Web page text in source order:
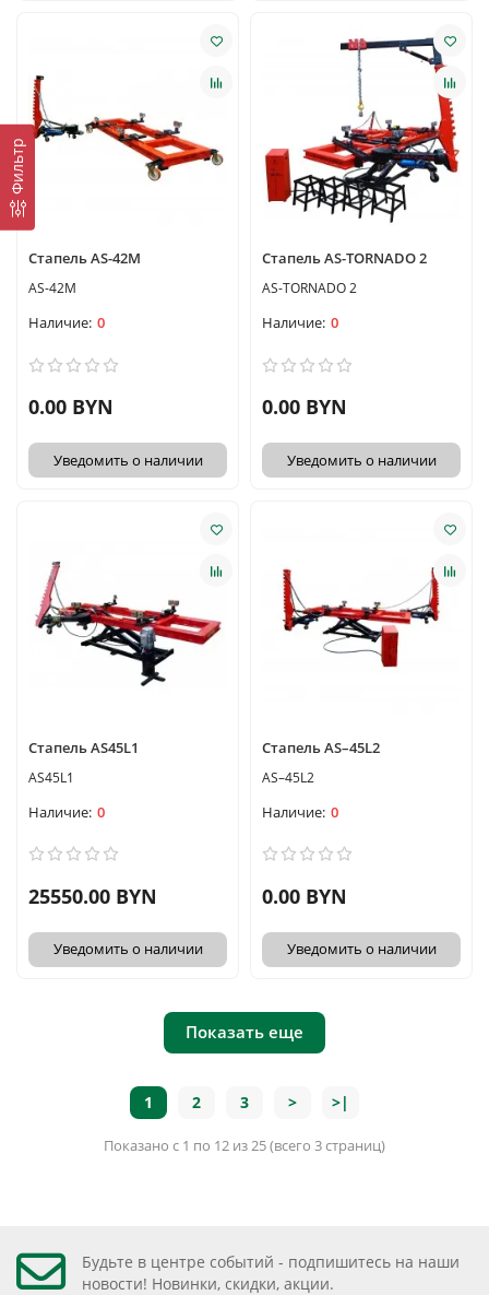
Фильтр
Стапель AS-42M
AS-42M
0
0.00 BYN
Уведомить о наличии
Стапель AS-TORNADO 2
AS-TORNADO 2
0
0.00 BYN
Уведомить о наличии
Стапель AS45L1
AS45L1
0
25550.00 BYN
Уведомить о наличии
Стапель AS–45L2
AS–45L2
0
0.00 BYN
Уведомить о наличии
Показать еще
1 2 3 > >|
Показано с 1 по 12 из 25 (всего 3 страниц)
Будьте в центре событий - подпишитесь на наши
новости! Новинки, скидки, акции.